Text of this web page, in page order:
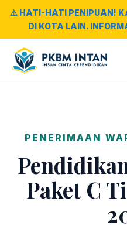
⚠️ HATI-HATI PENIPUAN!
DI KOTA LAIN.
PENERIMAAN
Paket C